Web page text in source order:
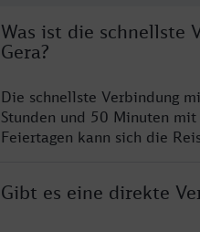
Was ist die schnellste
Gera?
Die schnellste Verbindung
Stunden und 50 Minuten mit
Feiertagen kann sich die
Gibt es eine direkte